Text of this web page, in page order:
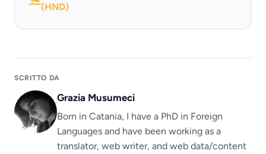
(HND)
SCRITTO DA
Grazia Musumeci
Born in Catania, I have a PhD in Foreign
Languages ​​and have been working as a
translator, web writer, and web data/content